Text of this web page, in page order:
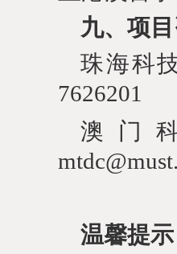
九、项
珠海科
7626201
澳门
温馨提